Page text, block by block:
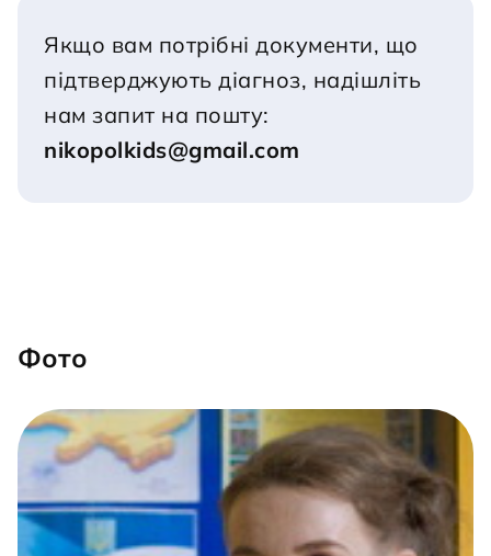
Якщо вам потрібні документи, що
підтверджують діагноз, надішліть
нам запит на пошту:
nikopolkids@gmail.com
Фото